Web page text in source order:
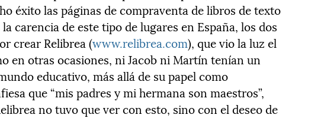
éxito las páginas de compraventa de libros de texto
carencia de este tipo de lugares en España, los dos
crear Relibrea (www.relibrea.com), que vio la luz el
en otras ocasiones, ni Jacob ni Martín tenían un
educativo, más allá de su papel como
que “mis padres y mi hermana son maestros”,
no tuvo que ver con esto, sino con el deseo de